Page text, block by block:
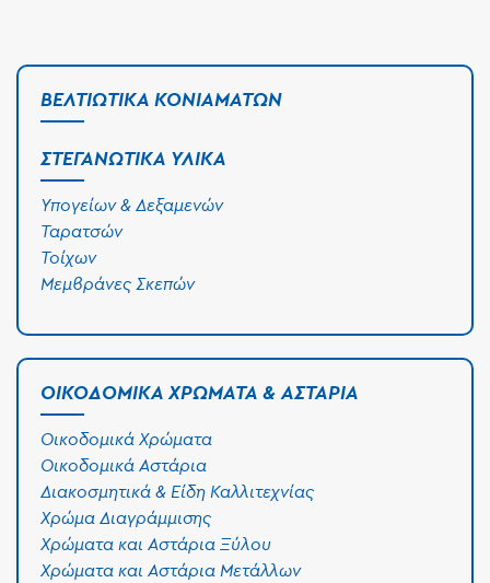
ΒΕΛΤΙΩΤΙΚΆ ΚΟΝΙΑΜΆΤΩΝ
ΣΤΕΓΑΝΩΤΙΚΆ ΥΛΙΚΆ
Υπογείων & Δεξαμενών
Ταρατσών
Τοίχων
Μεμβράνες Σκεπών
ΟΙΚΟΔΟΜΙΚΆ ΧΡΏΜΑΤΑ & ΑΣΤΆΡΙΑ
Οικοδομικά Χρώματα
Οικοδομικά Αστάρια
Διακοσμητικά & Είδη Καλλιτεχνίας
Χρώμα Διαγράμμισης
Χρώματα και Αστάρια Ξύλου
Χρώματα και Αστάρια Μετάλλων